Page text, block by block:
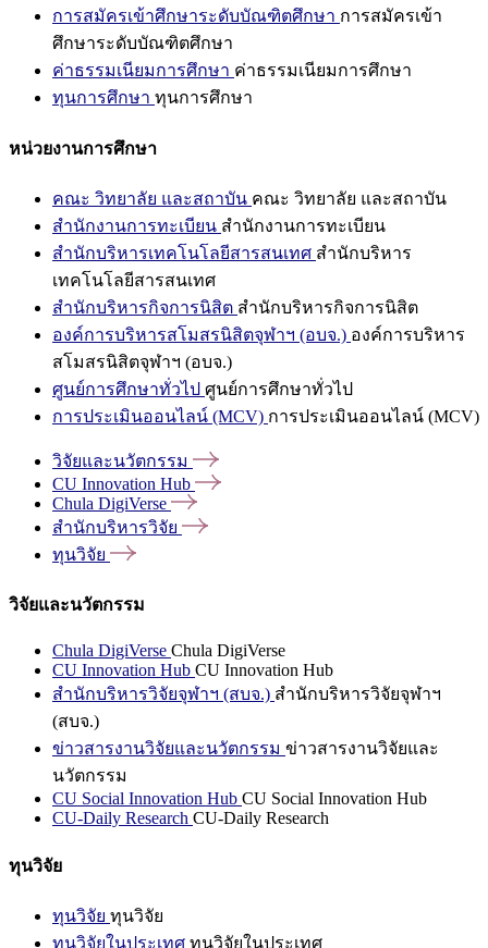
การสมัครเข้าศึกษาระดับบัณฑิตศึกษา การสมัครเข้า
ศึกษาระดับบัณฑิตศึกษา
ค่าธรรมเนียมการศึกษา ค่าธรรมเนียมการศึกษา
ทุนการศึกษา ทุนการศึกษา
หน่วยงานการศึกษา
คณะ วิทยาลัย และสถาบัน คณะ วิทยาลัย และสถาบัน
สำนักงานการทะเบียน สำนักงานการทะเบียน
สำนักบริหารเทคโนโลยีสารสนเทศ สำนักบริหาร
เทคโนโลยีสารสนเทศ
สำนักบริหารกิจการนิสิต สำนักบริหารกิจการนิสิต
องค์การบริหารสโมสรนิสิตจุฬาฯ (อบจ.) องค์การบริหาร
สโมสรนิสิตจุฬาฯ (อบจ.)
ศูนย์การศึกษาทั่วไป ศูนย์การศึกษาทั่วไป
การประเมินออนไลน์ (MCV) การประเมินออนไลน์ (MCV)
วิจัยและนวัตกรรม
CU Innovation Hub
Chula DigiVerse
สำนักบริหารวิจัย
ทุนวิจัย
วิจัยและนวัตกรรม
Chula DigiVerse Chula DigiVerse
CU Innovation Hub CU Innovation Hub
สำนักบริหารวิจัยจุฬาฯ (สบจ.) สำนักบริหารวิจัยจุฬาฯ
(สบจ.)
ข่าวสารงานวิจัยและนวัตกรรม ข่าวสารงานวิจัยและ
นวัตกรรม
CU Social Innovation Hub CU Social Innovation Hub
CU-Daily Research CU-Daily Research
ทุนวิจัย
ทุนวิจัย ทุนวิจัย
ทุนวิจัยในประเทศ ทุนวิจัยในประเทศ